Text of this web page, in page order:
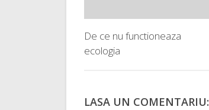
De ce nu functioneaza
ecologia
LASA UN COMENTARIU: